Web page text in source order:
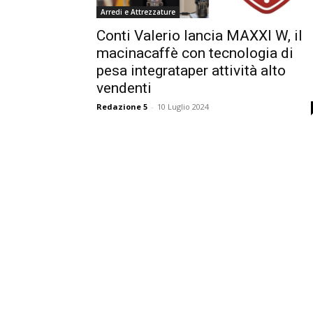
Arredi e Attrezzature
Conti Valerio lancia MAXXI W, il
macinacaffè con tecnologia di
pesa integrataper attività alto
vendenti
Redazione 5 - 10 Luglio 2024